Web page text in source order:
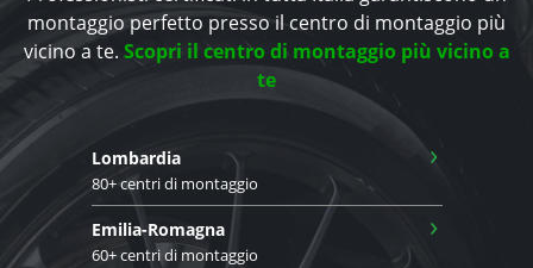
montaggio perfetto presso il centro di montaggio più
vicino a te. Scopri il centro di montaggio più vicino a
te
Lombardia
80+ centri di montaggio
›
Emilia-Romagna
60+ centri di montaggio
›